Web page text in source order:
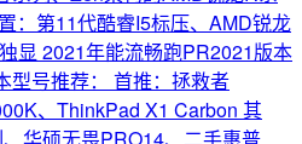
：第11代酷睿I5标压、AMD锐龙
显 2021年能流畅跑PR2021版本
型号推荐： 首推：拯救者
、ThinkPad X1 Carbon 其